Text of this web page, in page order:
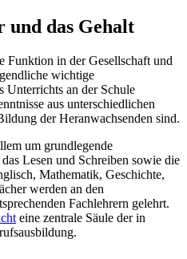
und das Gehalt
Funktion in der Gesellschaft und
wichtige
Unterrichts an der Schule
aus unterschiedlichen
der Heranwachsenden sind.
um grundlegende
Lesen und Schreiben sowie die
Mathematik, Geschichte,
werden an den
Fachlehrern gelehrt.
eine zentrale Säule der in